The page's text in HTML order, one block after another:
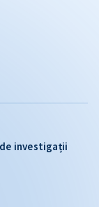
investigații